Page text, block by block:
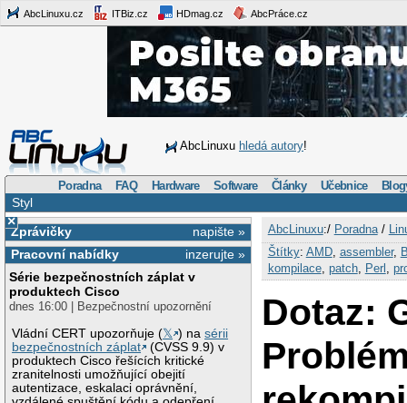
AbcLinuxu.cz ITBiz.cz HDmag.cz AbcPráce.cz
AbcLinuxu hledá autory!
Poradna FAQ Hardware Software Články Učebnice
Styl
×
napište »
Zprávičky
inzerujte »
Pracovní nabídky
Série bezpečnostních záplat v
produktech Cisco
dnes 16:00 | Bezpečnostní upozornění
Vládní CERT upozorňuje (𝕏 ) nasérii
bezpečnostních záplat
(CVSS 9.9) v
produktech Cisco řešících kritické
zranitelnosti umožňující obejití
autentizace, eskalaci oprávnění,
AbcLinuxu:/ Poradna/
Štítky: AMD, assembler,
kompilace, patch, Perl
Dotaz: